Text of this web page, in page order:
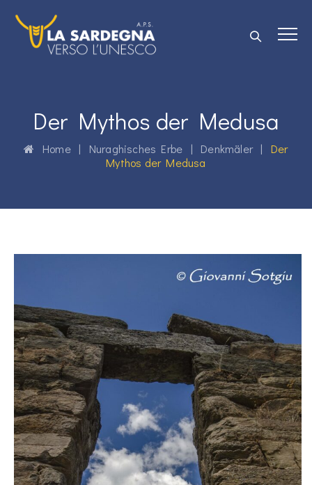
Der Mythos der Medusa
Home| Nuraghisches Erbe | Denkmäler| Der
Mythos der Medusa